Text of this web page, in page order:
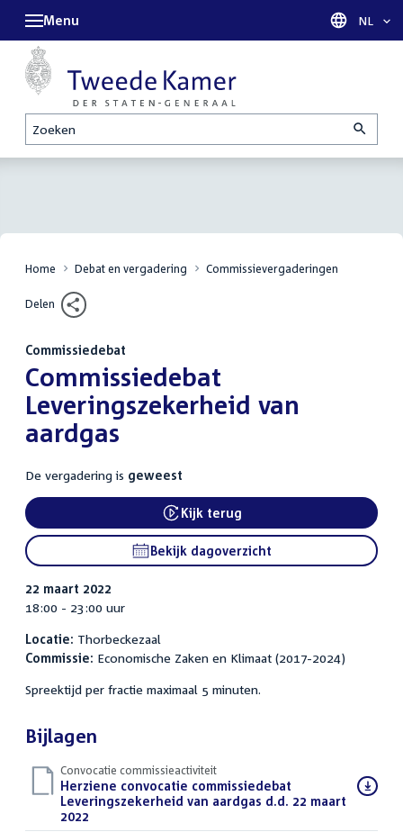
Zoeken
Menu Taal
NL
Home Debat en vergadering Commissievergaderingen
Delen
Commissiedebat
:Commissiedebat
Leveringszekerheid van
aardgas
De vergadering is geweest
Kijk terug
Bekijk dagoverzicht
22 maart 2022
18:00 - 23:00 uur
Locatie: Thorbeckezaal
Commissie: Economische Zaken en Klimaat (2017-2024)
Spreektijd per fractie maximaal 5 minuten.
Bijlagen
Convocatie commissieactiviteit
Download
bestand:
Herziene convocatie commissiedebat
Leveringszekerheid van aardgas d.d. 22 maart
2022